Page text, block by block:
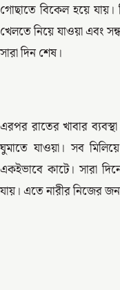
গোছাতে বিকেল হয়ে যায়।
খেলতে নিয়ে যাওয়া এবং
সারা দিন শেষ।
এরপর রাতের খাবার
ঘুমাতে যাওয়া। সব
একইভাবে কাটে। সারা
যায়। এতে নারীর নিজের